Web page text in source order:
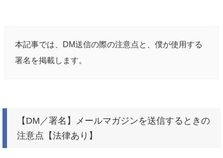
本記事では、DM送信の際の注意点と、僕が使用する
署名を掲載します。
【DM／署名】メールマガジンを送信するときの
注意点【法律あり】